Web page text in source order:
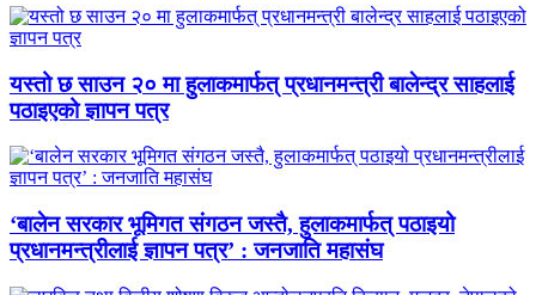
यस्तो छ साउन २० मा हुलाकमार्फत् प्रधानमन्त्री बालेन्द्र साहलाई
पठाइएको ज्ञापन पत्र
‘बालेन सरकार भूमिगत संगठन जस्तै, हुलाकमार्फत् पठाइयो
प्रधानमन्त्रीलाई ज्ञापन पत्र’ : जनजाति महासंघ